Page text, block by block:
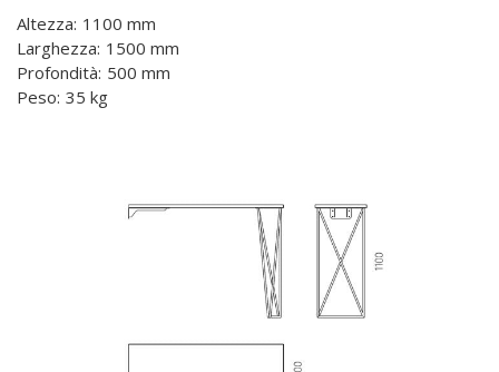
Altezza: 1100 mm
Larghezza: 1500 mm
Profondità: 500 mm
Peso: 35 kg